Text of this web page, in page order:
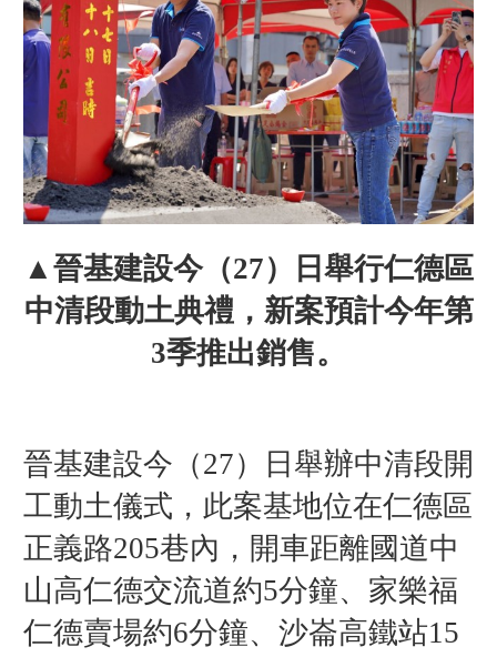
▲晉基建設今（27）日舉行仁德區
中清段動土典禮，新案預計今年第
3季推出銷售。
晉基建設今（27）日舉辦中清段開
工動土儀式，此案基地位在仁德區
正義路205巷內，開車距離國道中
山高仁德交流道約5分鐘、家樂福
仁德賣場約6分鐘、沙崙高鐵站15